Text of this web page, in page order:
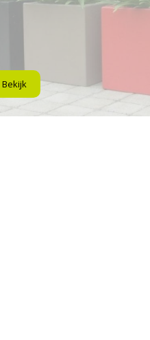
Bekijk